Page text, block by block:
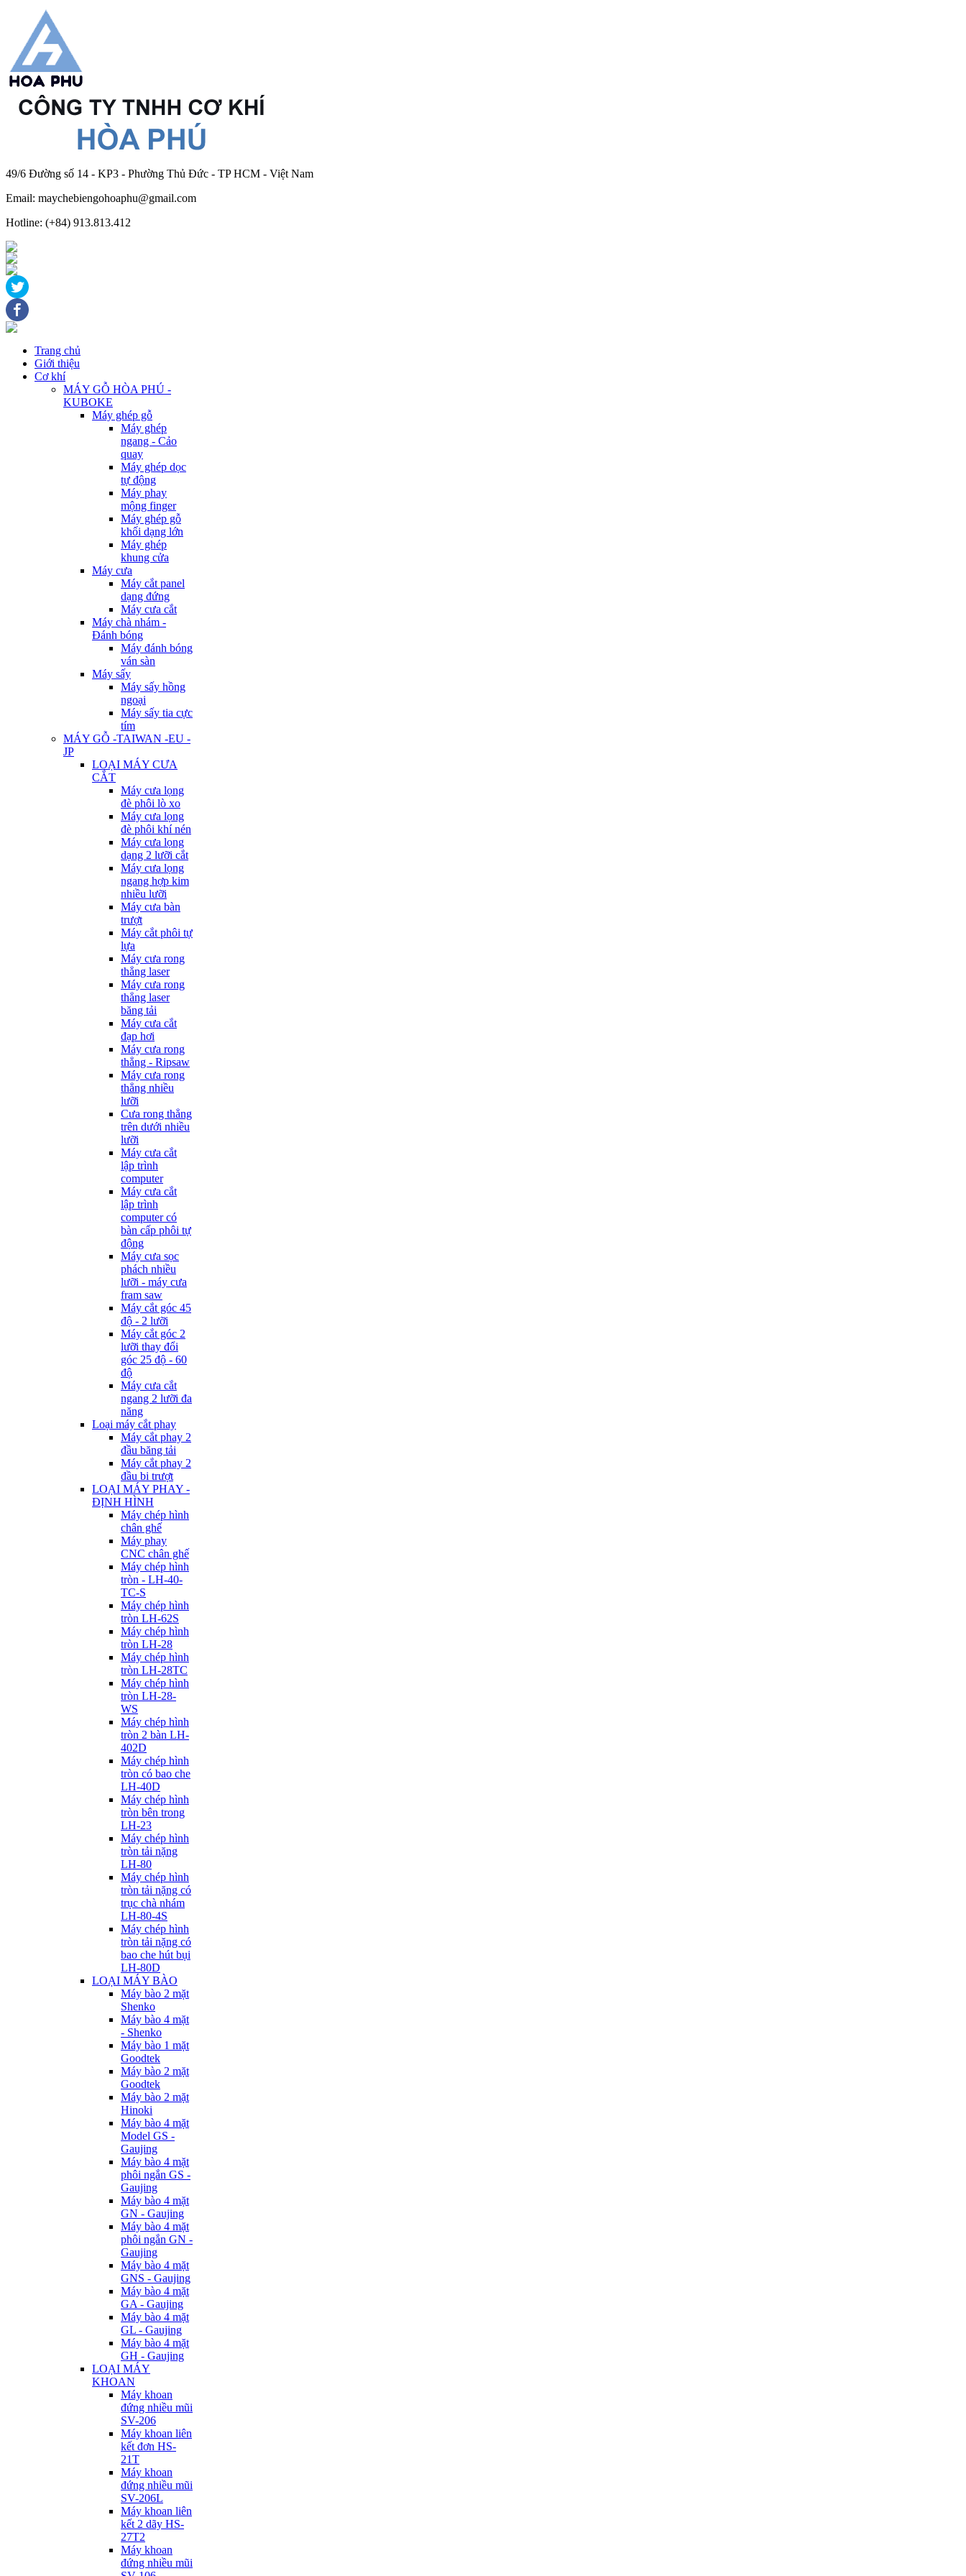
49/6 Đường số 14 - KP3 - Phường Thủ Đức - TP HCM - Việt Nam
Email: maychebiengohoaphu@gmail.com
Hotline: (+84) 913.813.412
Trang chủ
Giới thiệu
Cơ khí
MÁY GỖ HÒA PHÚ -
KUBOKE
Máy ghép gỗ
Máy ghép
ngang - Cảo
quay
Máy ghép dọc
tự động
Máy phay
mộng finger
Máy ghép gỗ
khối dạng lớn
Máy ghép
khung cửa
Máy cưa
Máy cắt panel
dạng đứng
Máy cưa cắt
Máy chà nhám -
Đánh bóng
Máy đánh bóng
ván sàn
Máy sấy
Máy sấy hồng
ngoại
Máy sấy tia cực
tím
MÁY GỖ -TAIWAN -EU -
JP
LOẠI MÁY CƯA
CẮT
Máy cưa lọng
đè phôi lò xo
Máy cưa lọng
đè phôi khí nén
Máy cưa lọng
dạng 2 lưỡi cắt
Máy cưa lọng
ngang hợp kim
nhiều lưỡi
Máy cưa bàn
trượt
Máy cắt phôi tự
lựa
Máy cưa rong
thẳng laser
Máy cưa rong
thẳng laser
băng tải
Máy cưa cắt
đạp hơi
Máy cưa rong
thẳng - Ripsaw
Máy cưa rong
thẳng nhiều
lưỡi
Cưa rong thẳng
trên dưới nhiều
lưỡi
Máy cưa cắt
lập trình
computer
Máy cưa cắt
lập trình
computer có
bàn cấp phôi tự
động
Máy cưa sọc
phách nhiều
lưỡi - máy cưa
fram saw
Máy cắt góc 45
độ - 2 lưỡi
Máy cắt góc 2
lưỡi thay đổi
góc 25 độ - 60
độ
Máy cưa cắt
ngang 2 lưỡi đa
năng
Loại máy cắt phay
Máy cắt phay 2
đầu băng tải
Máy cắt phay 2
đầu bi trượt
LOẠI MÁY PHAY -
ĐỊNH HÌNH
Máy chép hình
chân ghế
Máy phay
CNC chân ghế
Máy chép hình
tròn - LH-40-
TC-S
Máy chép hình
tròn LH-62S
Máy chép hình
tròn LH-28
Máy chép hình
tròn LH-28TC
Máy chép hình
tròn LH-28-
WS
Máy chép hình
tròn 2 bàn LH-
402D
Máy chép hình
tròn có bao che
LH-40D
Máy chép hình
tròn bên trong
LH-23
Máy chép hình
tròn tải nặng
LH-80
Máy chép hình
tròn tải nặng có
trục chà nhám
LH-80-4S
Máy chép hình
tròn tải nặng có
bao che hút bụi
LH-80D
LOẠI MÁY BÀO
Máy bào 2 mặt
Shenko
Máy bào 4 mặt
- Shenko
Máy bào 1 mặt
Goodtek
Máy bào 2 mặt
Goodtek
Máy bào 2 mặt
Hinoki
Máy bào 4 mặt
Model GS -
Gaujing
Máy bào 4 mặt
phôi ngắn GS -
Gaujing
Máy bào 4 mặt
GN - Gaujing
Máy bào 4 mặt
phôi ngắn GN -
Gaujing
Máy bào 4 mặt
GNS - Gaujing
Máy bào 4 mặt
GA - Gaujing
Máy bào 4 mặt
GL - Gaujing
Máy bào 4 mặt
GH - Gaujing
LOẠI MÁY
KHOAN
Máy khoan
đứng nhiều mũi
SV-206
Máy khoan liên
kết đơn HS-
21T
Máy khoan
đứng nhiều mũi
SV-206L
Máy khoan liên
kết 2 dãy HS-
27T2
Máy khoan
đứng nhiều mũi